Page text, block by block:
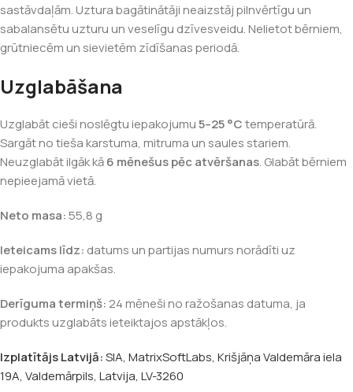
sastāvdaļām. Uztura bagātinātāji neaizstāj pilnvērtīgu un
sabalansētu uzturu un veselīgu dzīvesveidu. Nelietot bērniem,
grūtniecēm un sievietēm zīdīšanas periodā.
Uzglabāšana
Uzglabāt cieši noslēgtu iepakojumu5–25 °Ctemperatūrā.
Sargāt no tieša karstuma, mitruma un saules stariem.
Neuzglabāt ilgāk kā6 mēnešus pēc atvēršanas. Glabāt bērniem
nepieejamā vietā.
Neto masa:55,8 g
Ieteicams līdz: datums un partijas numurs norādīti uz
iepakojuma apakšas.
Derīguma termiņš: 24 mēneši no ražošanas datuma, ja
produkts uzglabāts ieteiktajos apstākļos.
Izplatītājs Latvijā:SIA, MatrixSoftLabs, Krišjāņa Valdemāra iela
19A, Valdemārpils, Latvija, LV-3260